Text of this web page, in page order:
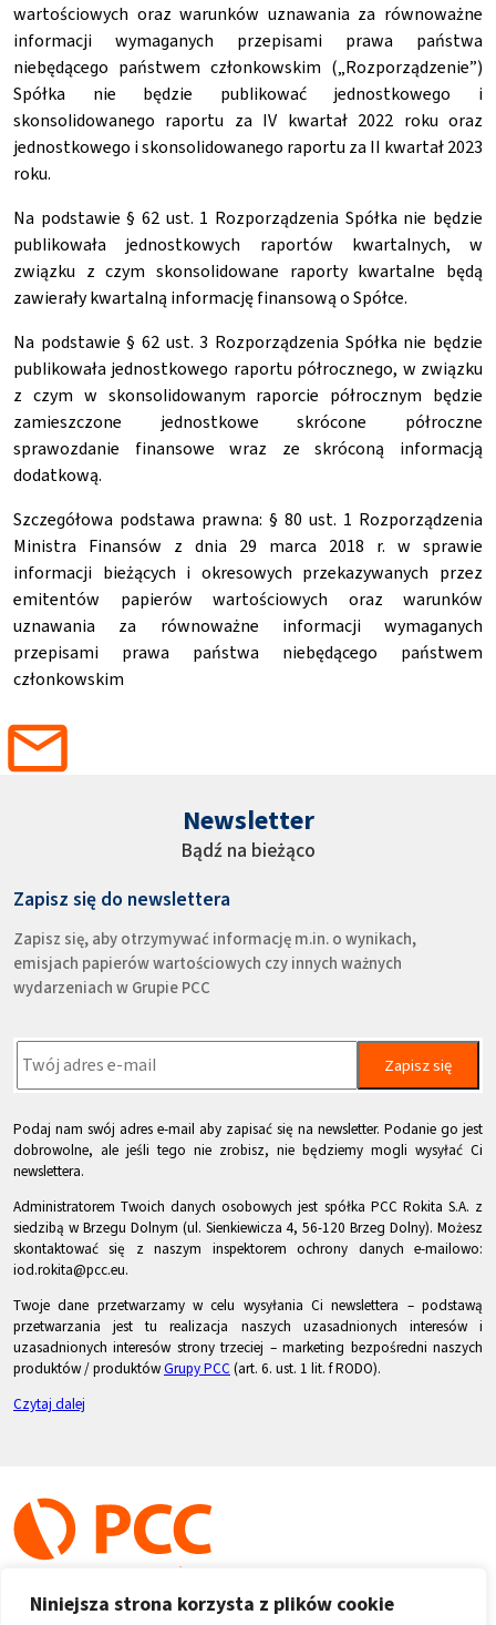
Niniejsza strona korzysta z plików cookie
wartościowych oraz warunków uznawania za równoważne
informacji wymaganych przepisami prawa państwa
niebędącego państwem członkowskim („Rozporządzenie”)
Spółka nie będzie publikować jednostkowego i
skonsolidowanego raportu za IV kwartał 2022 roku oraz
jednostkowego i skonsolidowanego raportu za II kwartał 2023
roku.
Na podstawie § 62 ust. 1 Rozporządzenia Spółka nie będzie
publikowała jednostkowych raportów kwartalnych, w
związku z czym skonsolidowane raporty kwartalne będą
zawierały kwartalną informację finansową o Spółce.
Na podstawie § 62 ust. 3 Rozporządzenia Spółka nie będzie
publikowała jednostkowego raportu półrocznego, w związku
z czym w skonsolidowanym raporcie półrocznym będzie
zamieszczone jednostkowe skrócone półroczne
sprawozdanie finansowe wraz ze skróconą informacją
dodatkową.
Szczegółowa podstawa prawna: § 80 ust. 1 Rozporządzenia
Ministra Finansów z dnia 29 marca 2018 r. w sprawie
informacji bieżących i okresowych przekazywanych przez
emitentów papierów wartościowych oraz warunków
uznawania za równoważne informacji wymaganych
przepisami prawa państwa niebędącego państwem
członkowskim
Newsletter
Bądź na bieżąco
Zapisz się do newslettera
Zapisz się, aby otrzymywać informację m.in. o wynikach,
emisjach papierów wartościowych czy innych ważnych
wydarzeniach w Grupie PCC
Zapisz się
Podaj nam swój adres e-mail aby zapisać się na newsletter. Podanie go jest
dobrowolne, ale jeśli tego nie zrobisz, nie będziemy mogli wysyłać Ci
newslettera.
Administratorem Twoich danych osobowych jest spółka PCC Rokita S.A. z
siedzibą w Brzegu Dolnym (ul. Sienkiewicza 4, 56-120 Brzeg Dolny). Możesz
skontaktować się z naszym inspektorem ochrony danych e-mailowo:
iod.rokita@pcc.eu.
Twoje dane przetwarzamy w celu wysyłania Ci newslettera – podstawą
przetwarzania jest tu realizacja naszych uzasadnionych interesów i
uzasadnionych interesów strony trzeciej – marketing bezpośredni naszych
produktów / produktówGrupy PCC (art. 6. ust. 1 lit. f RODO).
Czytaj dalej